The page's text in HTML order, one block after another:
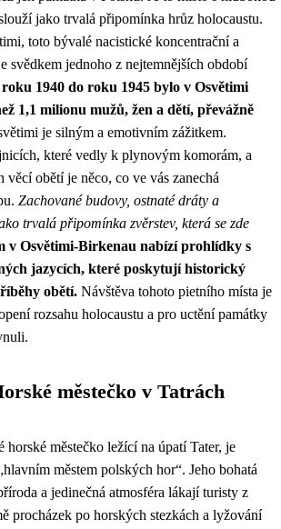
jako trvalá připomínka hrůz holocaustu.
toto bývalé nacistické koncentrační a
svědkem jednoho z nejtemnějších období
1940 do roku 1945 bylo v Osvětimi
1,1 milionu mužů, žen a dětí, převážně
je silným a emotivním zážitkem.
které vedly k plynovým komorám, a
věcí obětí je něco, co ve vás zanechá
Zachované budovy, ostnaté dráty a
trvalá připomínka zvěrstev, která se zde
v Osvětimi-Birkenau nabízí prohlídky s
jazycích, které poskytují historický
obětí. Návštěva tohoto pietního místa je
rozsahu holocaustu a pro uctění památky
městečko v Tatrách
horské městečko ležící na úpatí Tater, je
městem polských hor“. Jeho bohatá
a jedinečná atmosféra lákají turisty z
procházek po horských stezkách a lyžování